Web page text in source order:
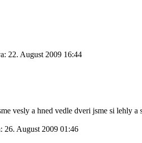
22. August 2009 16:44
vesly a hned vedle dveri jsme si lehly a
26. August 2009 01:46